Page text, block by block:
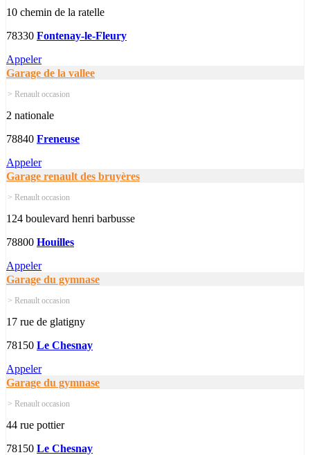
10 chemin de la ratelle
78330 Fontenay-le-Fleury
Appeler
Garage de la vallee
> Renault occasion
2 nationale
78840 Freneuse
Appeler
Garage renault des bruyères
> Renault occasion
124 boulevard henri barbusse
78800 Houilles
Appeler
Garage du gymnase
> Renault occasion
17 rue de glatigny
78150 Le Chesnay
Appeler
Garage du gymnase
> Renault occasion
44 rue pottier
78150 Le Chesnay